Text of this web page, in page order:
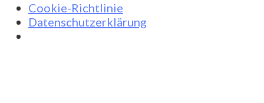
Cookie-Richtlinie
Datenschutzerklärung